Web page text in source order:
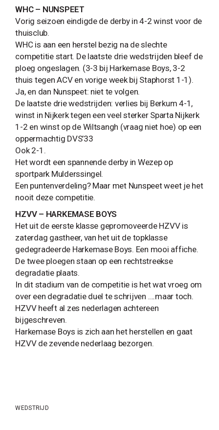
WHC – NUNSPEET
Vorig seizoen eindigde de derby in 4-2 winst voor de
thuisclub.
WHC is aan een herstel bezig na de slechte
competitie start. De laatste drie wedstrijden bleef de
ploeg ongeslagen. (3-3 bij Harkemase Boys, 3-2
thuis tegen ACV en vorige week bij Staphorst 1-1).
Ja, en dan Nunspeet: niet te volgen.
De laatste drie wedstrijden: verlies bij Berkum 4-1,
winst in Nijkerk tegen een veel sterker Sparta Nijkerk
1-2 en winst op de Wiltsangh (vraag niet hoe) op een
oppermachtig DVS’33
Ook 2-1.
Het wordt een spannende derby in Wezep op
sportpark Mulderssingel.
Een puntenverdeling? Maar met Nunspeet weet je het
nooit deze competitie.
HZVV – HARKEMASE BOYS
Het uit de eerste klasse gepromoveerde HZVV is
zaterdag gastheer, van het uit de topklasse
gedegradeerde Harkemase Boys. Een mooi affiche.
De twee ploegen staan op een rechtstreekse
degradatie plaats.
In dit stadium van de competitie is het wat vroeg om
over een degradatie duel te schrijven ….maar toch.
HZVV heeft al zes nederlagen achtereen
bijgeschreven.
Harkemase Boys is zich aan het herstellen en gaat
HZVV de zevende nederlaag bezorgen.
WEDSTRIJD